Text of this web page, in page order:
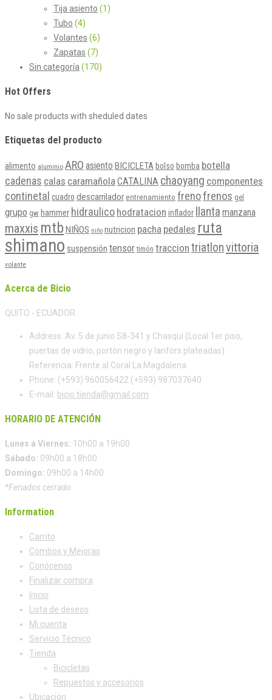
Tija asiento (1)
Tubo (4)
Volantes (6)
Zapatas (7)
Sin categoría (170)
Hot Offers
No sale products with sheduled dates
Etiquetas del producto
alimento aluminio ARO asiento BICICLETA bolso bomba botella
cadenas calas caramañola CATALINA chaoyang componentes
continetal cuadro descarrilador entrenamiento frenofrenos gel
grupo gw hammer hidraulico hodratacion inflador llanta manzana
maxxis mtb NIÑOS niño nutricion pacha pedales ruta
shimano suspensión tensor timón traccion triatlonvittoria
volante
Acerca de Bicio
QUITO - ECUADOR
Address: Av. 5 de junio S8-341 y Chasqui (Local 1er piso,
puertas de vidrio, portón negro y lanfors plateadas)
Referencia: Frente al Coral La Magdalena
Phone: (+593) 960056422 (+593) 987037640
E-mail: bicio.tienda@gmail.com
HORARIO DE ATENCIÓN
Lunes a Viernes: 10h00 a 19h00
Sábado: 09h00 a 18h00
Domingo: 09h00 a 14h00
*Feriados cerrado
Information
Carrito
Combos y Mejoras
Conócenos
Finalizar compra
Inicio
Lista de deseos
Mi cuenta
Servicio Técnico
Tienda
Bicicletas
Repuestos y accesorios
Ubicación